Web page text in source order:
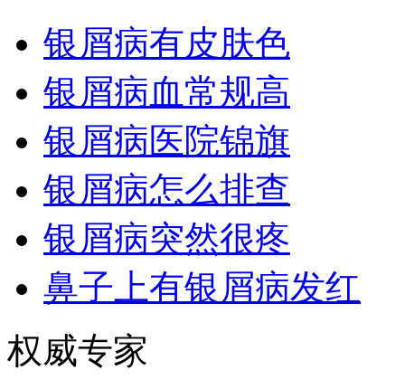
银屑病有皮肤色
银屑病血常规高
银屑病医院锦旗
银屑病怎么排查
银屑病突然很疼
鼻子上有银屑病发红
权威专家